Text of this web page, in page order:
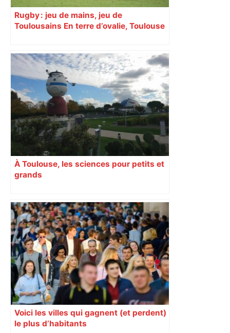
Rugby : jeu de mains, jeu de
Toulousains En terre d’ovalie, Toulouse
revendiquant surtout son art du jeu en
mouvement, vif et spectaculaire.
Décryptage. Série (4 / 10)
À Toulouse, les sciences pour petits et
grands
Voici les villes qui gagnent (et perdent)
le plus d’habitants